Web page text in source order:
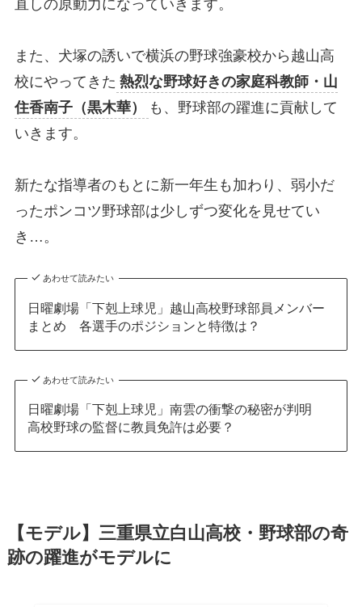
直しの原動力になっていきます。
また、犬塚の誘いで横浜の野球強豪校から越山高
校にやってきた 熱烈な野球好きの家庭科教師・山
住香南子（黒木華）
も、野球部の躍進に貢献して
いきます。
新たな指導者のもとに新一年生も加わり、弱小だ
ったポンコツ野球部は少しずつ変化を見せてい
き…。
あわせて読みたい
日曜劇場「下剋上球児」越山高校野球部員メンバー
まとめ 各選手のポジションと特徴は？
あわせて読みたい
日曜劇場「下剋上球児」南雲の衝撃の秘密が判明
高校野球の監督に教員免許は必要？
【モデル】三重県立白山高校・野球部の奇
跡の躍進がモデルに